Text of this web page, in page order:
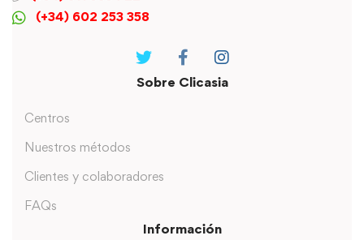
(+34) 602 253 358
Sobre Clicasia
Centros
Nuestros métodos
Clientes y colaboradores
FAQs
Información